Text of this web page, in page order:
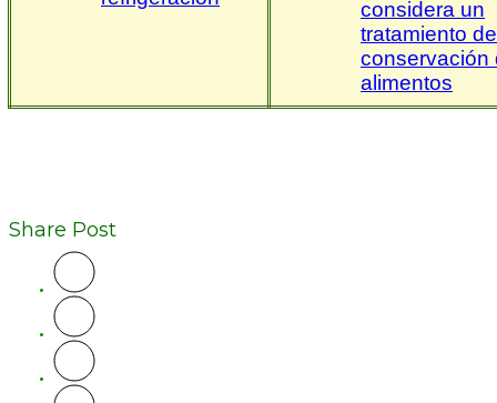
considera un
tratamiento de
conservación
alimentos
Share Post